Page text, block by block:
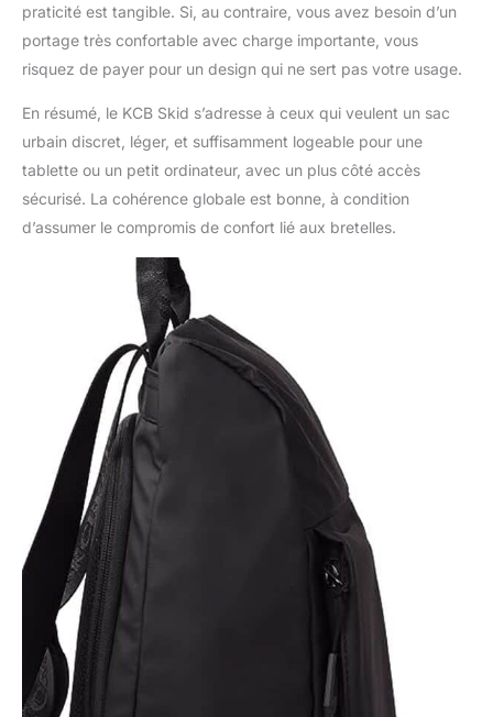
praticité est tangible. Si, au contraire, vous avez besoin d’un
portage très confortable avec charge importante, vous
risquez de payer pour un design qui ne sert pas votre usage.
En résumé, le KCB Skid s’adresse à ceux qui veulent un sac
urbain discret, léger, et suffisamment logeable pour une
tablette ou un petit ordinateur, avec un plus côté accès
sécurisé. La cohérence globale est bonne, à condition
d’assumer le compromis de confort lié aux bretelles.